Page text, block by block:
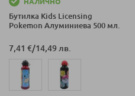
НАЛИЧНО
Бутилка Kids Licensing
Pokemon Алуминиева 500 мл.
7,41 €/14,49 лв.